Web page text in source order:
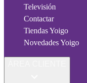
Televisión
Contactar
Tiendas Yoigo
Novedades Yoigo